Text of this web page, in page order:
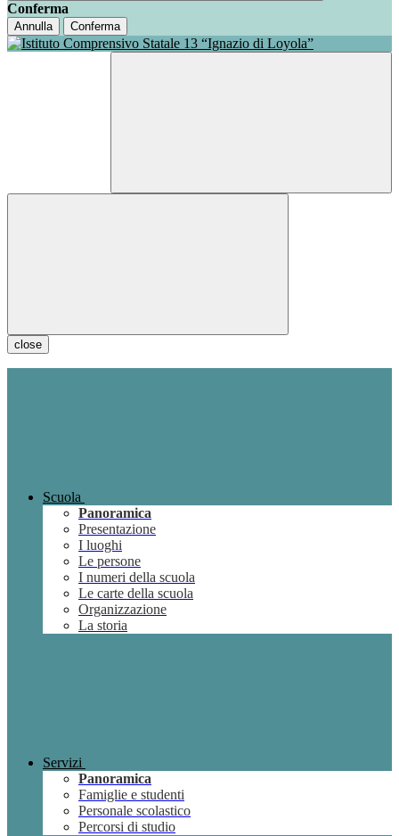
Conferma
Annulla Conferma
close
Scuola
Panoramica
Presentazione
I luoghi
Le persone
I numeri della scuola
Le carte della scuola
Organizzazione
La storia
Servizi
Panoramica
Famiglie e studenti
Personale scolastico
Percorsi di studio